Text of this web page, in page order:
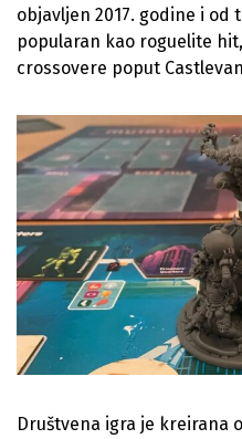
objavljen 2017. godine i
popularan kao roguelite
crossovere poput
Društvena igra je kreirana